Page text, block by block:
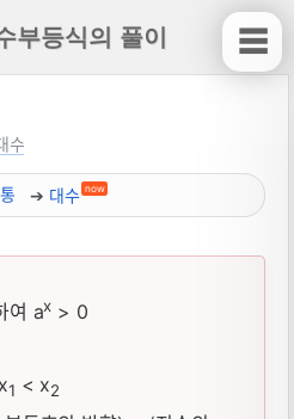
부등식의 풀이
수
대수 now
여 ax > 0
1 < x2
☰